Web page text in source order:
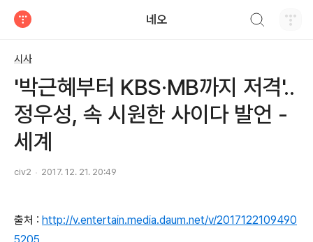
네오
시사
'박근혜부터 KBS·MB까지 저격'..
정우성, 속 시원한 사이다 발언 -
세계
civ2 2017. 12. 21. 20:49
출처 : http://v.entertain.media.daum.net/v/2017122109490